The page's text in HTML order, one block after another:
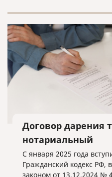
Договор дарения
нотариальный
С января 2025 года
Гражданский кодекс
законом от 13.12.2024 №